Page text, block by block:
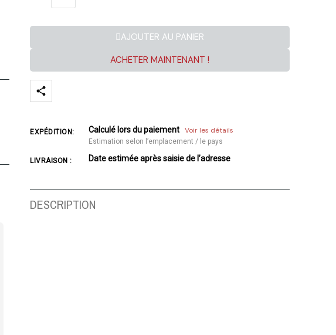
AJOUTER AU PANIER
ACHETER MAINTENANT !
EXPÉDITION: Calculé lors du paiement Voir les détails
Estimation selon l’emplacement / le pays
LIVRAISON : Date estimée après saisie de l’adresse
DESCRIPTION